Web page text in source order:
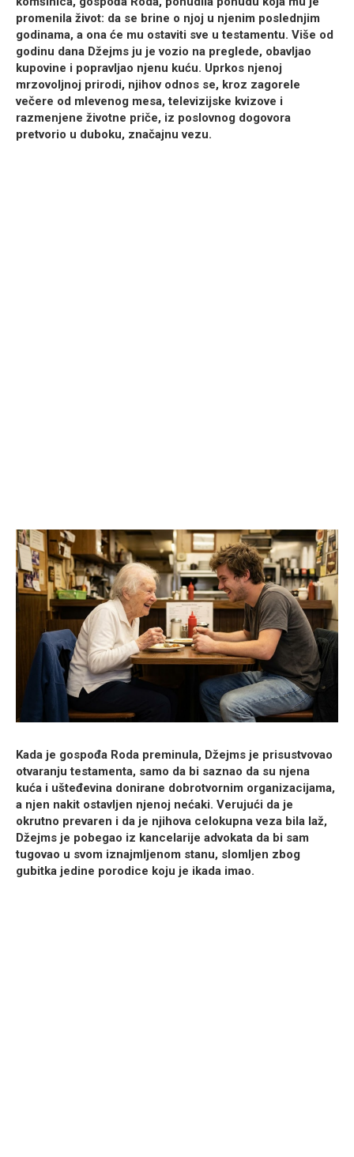
promenila život: da se brine o njoj u njenim poslednjim
godinama, a ona će mu ostaviti sve u testamentu. Više od
godinu dana Džejms ju je vozio na preglede, obavljao
kupovine i popravljao njenu kuću. Uprkos njenoj
mrzovoljnoj prirodi, njihov odnos se, kroz zagorele
večere od mlevenog mesa, televizijske kvizove i
razmenjene životne priče, iz poslovnog dogovora
pretvorio u duboku, značajnu vezu.
Kada je gospođa Roda preminula, Džejms je prisustvovao
otvaranju testamenta, samo da bi saznao da su njena
kuća i ušteđevina donirane dobrotvornim organizacijama,
a njen nakit ostavljen njenoj nećaki. Verujući da je
okrutno prevaren i da je njihova celokupna veza bila laž,
Džejms je pobegao iz kancelarije advokata da bi sam
tugovao u svom iznajmljenom stanu, slomljen zbog
gubitka jedine porodice koju je ikada imao.